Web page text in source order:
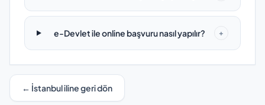
e-Devlet ile online başvuru nasıl yapılır? +
← İstanbul iline geri dön